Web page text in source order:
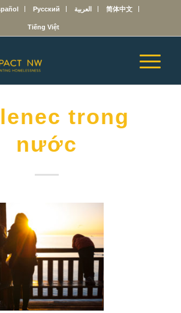
Русский العربية 简体中文
Tiếng Việt
trong
nước